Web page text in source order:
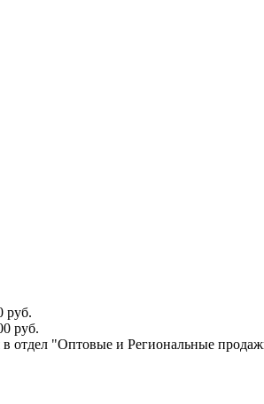
руб.
руб.
отдел "Оптовые и Региональные